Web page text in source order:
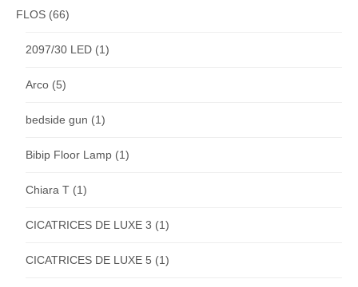
FLOS (66)
2097/30 LED (1)
Arco (5)
bedside gun (1)
Bibip Floor Lamp (1)
Chiara T (1)
CICATRICES DE LUXE 3 (1)
CICATRICES DE LUXE 5 (1)